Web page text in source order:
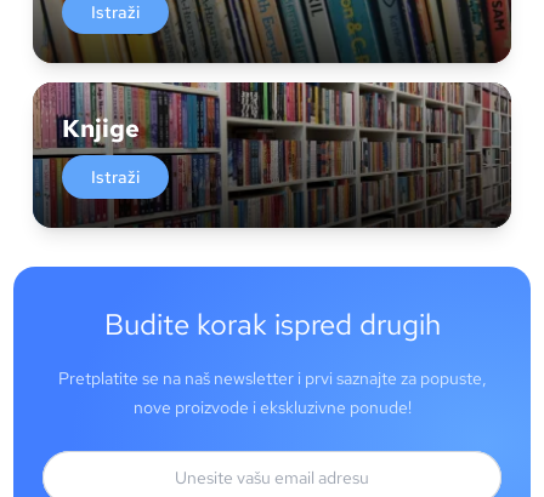
Istraži
Knjige
Istraži
Budite korak ispred drugih
Pretplatite se na naš newsletter i prvi saznajte za popuste,
nove proizvode i ekskluzivne ponude!